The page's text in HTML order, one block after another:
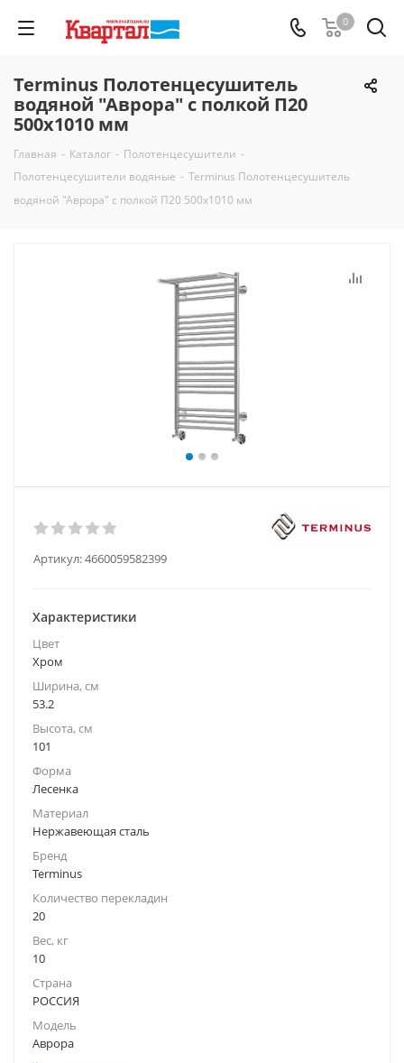
0
Terminus Полотенцесушитель
водяной "Аврора" с полкой П20
500х1010 мм
Главная - Каталог - Полотенцесушители -
Полотенцесушители водяные - Terminus Полотенцесушитель
водяной "Аврора" с полкой П20 500х1010 мм
Артикул:4660059582399
Характеристики
Цвет
Хром
Ширина, см
53.2
Высота, см
101
Форма
Лесенка
Материал
Нержавеющая сталь
Бренд
Terminus
Количество перекладин
20
Вес, кг
10
Страна
РОССИЯ
Модель
Аврора